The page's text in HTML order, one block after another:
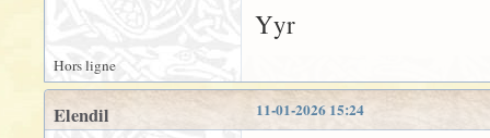
Yyr
Hors ligne
11-01-2026 15:24
Elendil